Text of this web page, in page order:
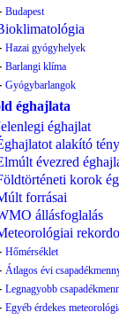
Budapest
Hazai gyógyhelyek
Barlangi klíma
Gyógybarlangok
éghajlata
éghajlat
alakító
évezred
korok
forrásai
állásfoglalás
Hőmérséklet
Átlagos évi
Legnagyobb
Egyéb érdekes